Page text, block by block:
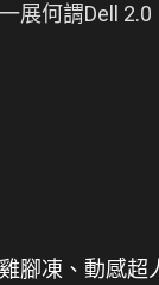
展何謂Dell
凍、動感超